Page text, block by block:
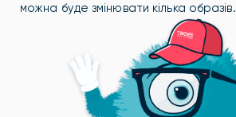
можна буде змінювати кілька образів.